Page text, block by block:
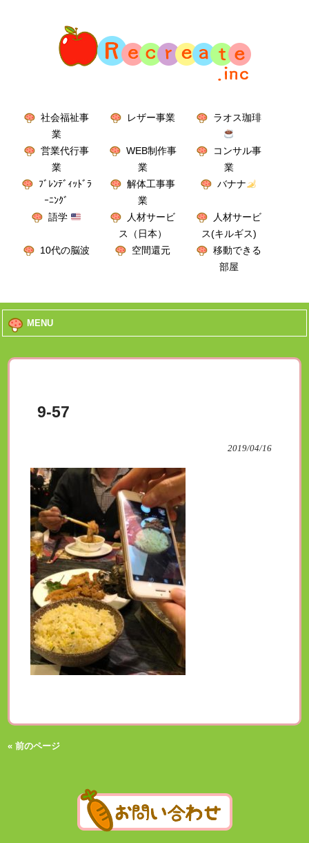
社会福祉事
業
レザー事業 ラオス珈琲
営業代行事
業
WEB制作事
業
コンサル事
業
ﾌﾞﾚﾝﾃﾞｨｯﾄﾞﾗ
ｰﾆﾝｸﾞ
解体工事事
業
バナナ
語学
人材サービ
ス（日本）
人材サービ
ス(キルギス)
10代の脳波
空間還元
移動できる
部屋
MENU
9-57
2019/04/16
« 前のページ